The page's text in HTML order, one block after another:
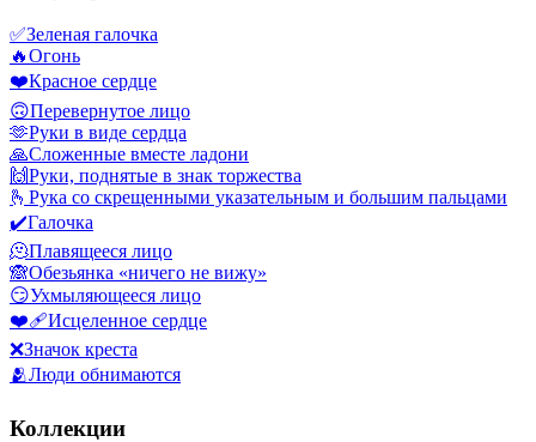
✅Зеленая галочка
🔥Огонь
❤️Красное сердце
🙃Перевернутое лицо
🫶Руки в виде сердца
🙏Сложенные вместе ладони
🙌Руки, поднятые в знак торжества
🫰 Рука со скрещенными указательным и большим пальцами
✔️Галочка
🫠Плавящееся лицо
🙈Обезьянка «ничего не вижу»
😏Ухмыляющееся лицо
❤️‍🩹Исцеленное сердце
❌Значок креста
🫂Люди обнимаются
Коллекции